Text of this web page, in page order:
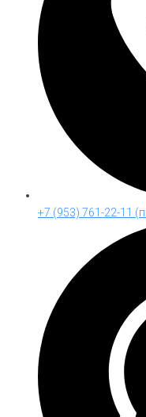
+7 (953) 761-22-11